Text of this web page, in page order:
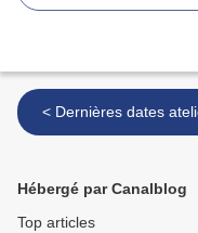
< Dernières dates
Hébergé par Canalblog
Top articles